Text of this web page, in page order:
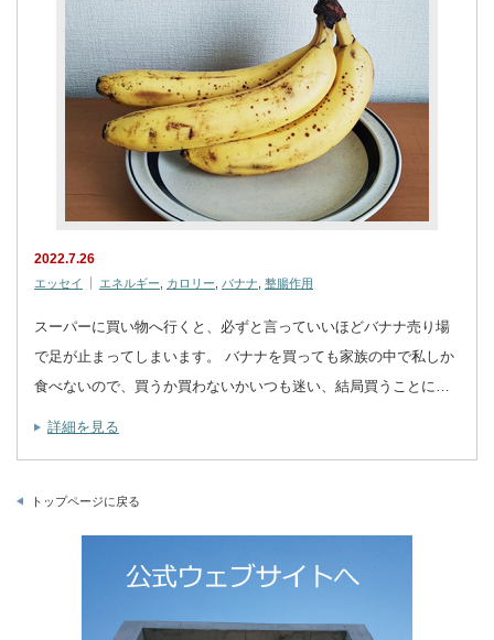
2022.7.26
エッセイ エネルギー カロリー バナナ 整腸作用
スーパーに買い物へ行くと、必ずと言っていいほどバナナ売り場
で足が止まってしまいます。 バナナを買っても家族の中で私しか
食べないので、買うか買わないかいつも迷い、結局買うことに…
詳細を見る
トップページに戻る